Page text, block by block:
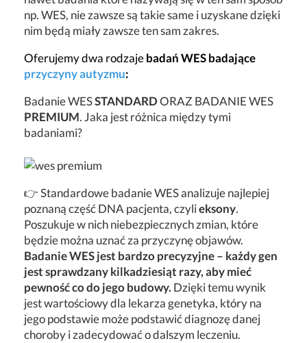
np. WES, nie zawsze są takie same i uzyskane dzięki
nim będą miały zawsze ten sam zakres.
Oferujemy dwa rodzajebadań WES badające
przyczyny autyzmu:
Badanie WESSTANDARDORAZ BADANIE WES
PREMIUM. Jaka jest różnica między tymi
badaniami?
👉 Standardowe badanie WES analizuje najlepiej
poznaną część DNA pacjenta, czylieksony.
Poszukuje w nich niebezpiecznych zmian, które
będzie można uznać za przyczynę objawów.
Badanie WES jest bardzo precyzyjne – każdy gen
jest sprawdzany kilkadziesiąt razy, aby mieć
pewność co do jego budowy. Dzięki temu wynik
jest wartościowy dla lekarza genetyka, który na
jego podstawie może podstawić diagnozę danej
choroby i zadecydować o dalszym leczeniu.